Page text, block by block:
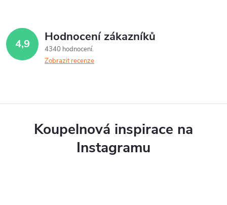
4,9 Hodnocení zákazníků
4340 hodnocení
Zobrazit recenze
Koupelnová inspirace na
Instagramu